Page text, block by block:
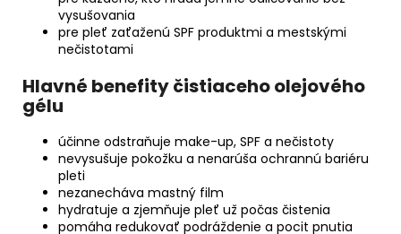
vysušovania
pre pleť zaťaženú SPF produktmi a mestskými
nečistotami
Hlavné benefity čistiaceho olejového
gélu
účinne odstraňuje make-up, SPF a nečistoty
nevysušuje pokožku a nenarúša ochrannú bariéru
pleti
nezanecháva mastný film
hydratuje a zjemňuje pleť už počas čistenia
pomáha redukovať podráždenie a pocit pnutia